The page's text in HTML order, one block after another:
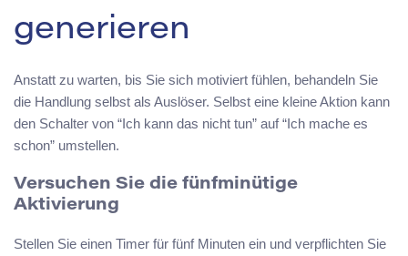
generieren
Anstatt zu warten, bis Sie sich motiviert fühlen, behandeln Sie
die Handlung selbst als Auslöser. Selbst eine kleine Aktion kann
den Schalter von “Ich kann das nicht tun” auf “Ich mache es
schon” umstellen.
Versuchen Sie die fünfminütige
Aktivierung
Stellen Sie einen Timer für fünf Minuten ein und verpflichten Sie